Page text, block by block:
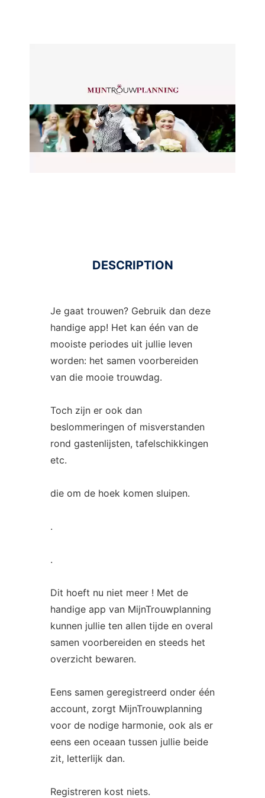
DESCRIPTION
Je gaat trouwen? Gebruik dan deze
handige app! Het kan één van de
mooiste periodes uit jullie leven
worden: het samen voorbereiden
van die mooie trouwdag.
Toch zijn er ook dan
beslommeringen of misverstanden
rond gastenlijsten, tafelschikkingen
etc.
die om de hoek komen sluipen.
.
.
Dit hoeft nu niet meer ! Met de
handige app van MijnTrouwplanning
kunnen jullie ten allen tijde en overal
samen voorbereiden en steeds het
overzicht bewaren.
Eens samen geregistreerd onder één
account, zorgt MijnTrouwplanning
voor de nodige harmonie, ook als er
eens een oceaan tussen jullie beide
zit, letterlijk dan.
Registreren kost niets.